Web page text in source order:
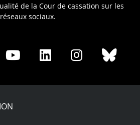
de la Cour de cassation sur les
réseaux sociaux.
Share
Youtube
Share
LinkedIn
Share
Instagram